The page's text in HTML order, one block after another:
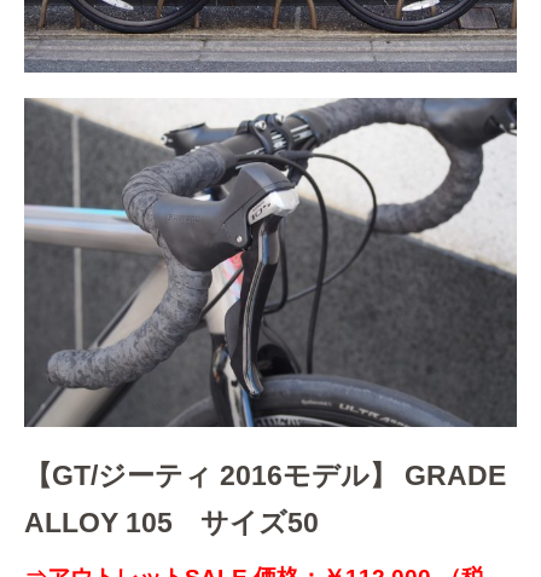
【GT/ジーティ 2016モデル】 GRADE
ALLOY 105 サイズ50